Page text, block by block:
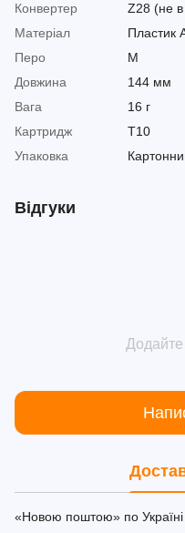
Конвертер
Z28 (не в
Матеріал
Пластик
Перо
M
Довжина
144 мм
Вага
16 г
Картридж
T10
Упаковка
Відгуки
Додайте
«Новою поштою» по